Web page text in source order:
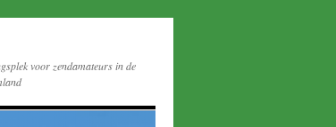
voor zendamateurs in de